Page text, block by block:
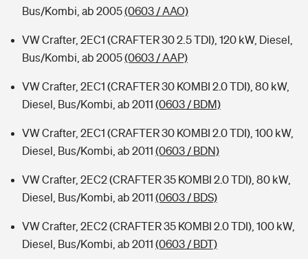
Bus/Kombi, ab 2005(0603 / AAO)
VW Crafter, 2EC1 (CRAFTER 30 2.5 TDI), 120 kW, Diesel,
Bus/Kombi, ab 2005(0603 / AAP)
VW Crafter, 2EC1 (CRAFTER 30 KOMBI 2.0 TDI), 80 kW,
Diesel, Bus/Kombi, ab 2011 (0603 / BDM)
VW Crafter, 2EC1 (CRAFTER 30 KOMBI 2.0 TDI), 100 kW,
Diesel, Bus/Kombi, ab 2011 (0603 / BDN)
VW Crafter, 2EC2 (CRAFTER 35 KOMBI 2.0 TDI), 80 kW,
Diesel, Bus/Kombi, ab 2011 (0603 / BDS)
VW Crafter, 2EC2 (CRAFTER 35 KOMBI 2.0 TDI), 100 kW,
Diesel, Bus/Kombi, ab 2011 (0603 / BDT)